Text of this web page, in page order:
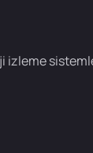
izleme